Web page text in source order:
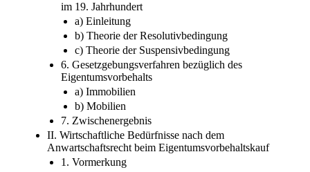
5. Rechtliche Behandlung des pactum reservati dominii
im 19. Jahrhundert
a) Einleitung
b) Theorie der Resolutivbedingung
c) Theorie der Suspensivbedingung
6. Gesetzgebungsverfahren bezüglich des
Eigentumsvorbehalts
a) Immobilien
b) Mobilien
7. Zwischenergebnis
II. Wirtschaftliche Bedürfnisse nach dem
Anwartschaftsrecht beim Eigentumsvorbehaltskauf